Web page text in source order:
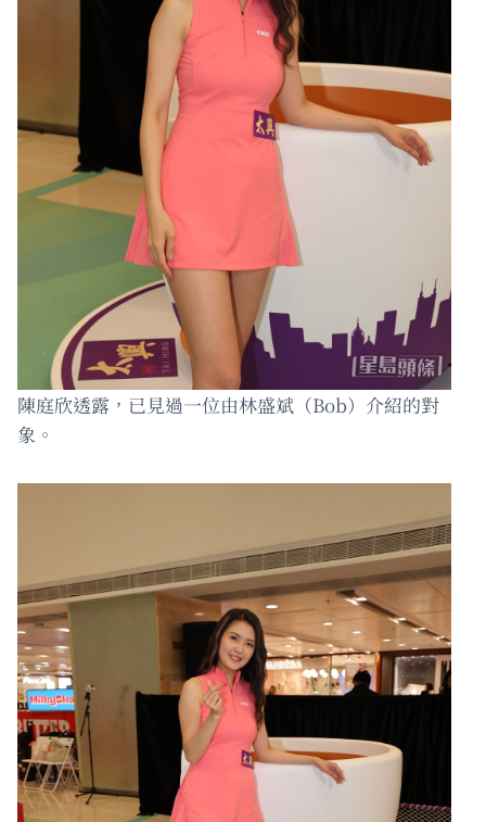
陳庭欣透露，已見過一位由林盛斌（Bob）介紹的對
象。